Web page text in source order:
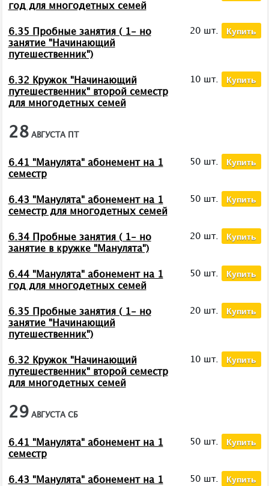
год для многодетных семей
6.35 Пробные занятия ( 1- но
занятие "Начинающий
путешественник")
20 шт. Купить
6.32 Кружок "Начинающий
путешественник" второй семестр
для многодетных семей
10 шт. Купить
28АВГУСТА
6.41 "Манулята" абонемент на 1
семестр
50 шт. Купить
6.43 "Манулята" абонемент на 1
семестр для многодетных семей
50 шт. Купить
6.34 Пробные занятия ( 1- но
занятие в кружке "Манулята")
20 шт. Купить
6.44 "Манулята" абонемент на 1
год для многодетных семей
50 шт. Купить
6.35 Пробные занятия ( 1- но
занятие "Начинающий
путешественник")
20 шт. Купить
6.32 Кружок "Начинающий
путешественник" второй семестр
для многодетных семей
10 шт. Купить
29АВГУСТА СБ
6.41 "Манулята" абонемент на 1
семестр
50 шт. Купить
6.43 "Манулята" абонемент на 1
50 шт. Купить